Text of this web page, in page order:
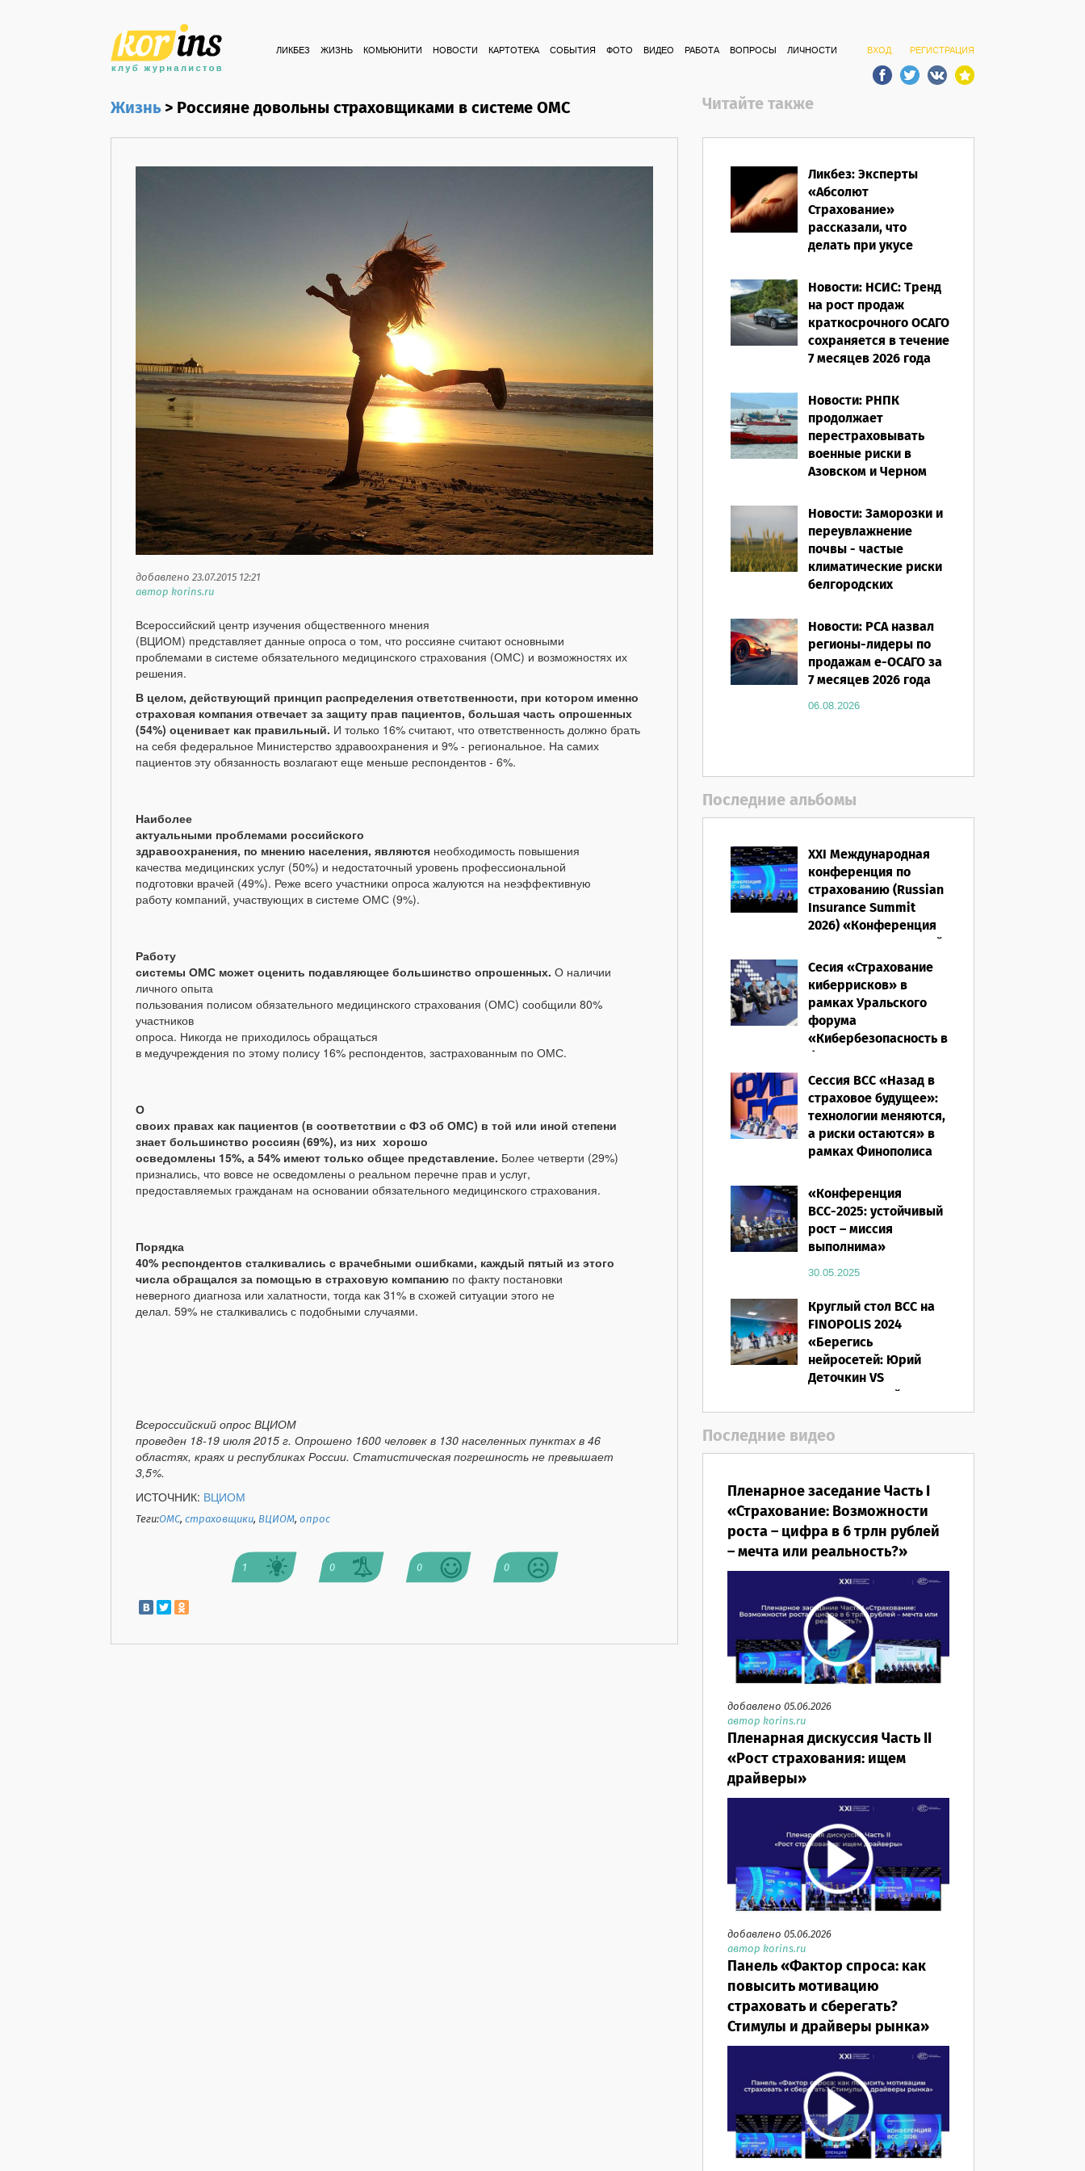
ВХОД РЕГИСТРАЦИЯ
ЛИКБЕЗ ЖИЗНЬ КОМЬЮНИТИ НОВОСТИ КАРТОТЕКА СОБЫТИЯ ФОТО ВИДЕО РАБОТА ВОПРОСЫ ЛИЧНОСТИ
Жизнь>Россияне довольны страховщиками в системе ОМС
добавлено 23.07.2015 12:21
автор korins.ru
Всероссийский центр изучения общественного мнения
(ВЦИОМ) представляет данные опроса о том, что россияне считают основными
проблемами в системе обязательного медицинского страхования (ОМС) и возможностях их
решения.
В целом, действующий принцип распределения ответственности, при котором именно
страховая компания отвечает за защиту прав пациентов, большая часть опрошенных
(54%) оценивает как правильный. И только 16% считают, что ответственность должно брать
на себя федеральное Министерство здравоохранения и 9% - региональное. На самих
пациентов эту обязанность возлагают еще меньше респондентов - 6%.
Наиболее
актуальными проблемами российского
здравоохранения, по мнению населения, являются необходимость повышения
качества медицинских услуг (50%) и недостаточный уровень профессиональной
подготовки врачей (49%). Реже всего участники опроса жалуются на неэффективную
работу компаний, участвующих в системе ОМС (9%).
Работу
системы ОМС может оценить подавляющее большинство опрошенных. О наличии
личного опыта
пользования полисом обязательного медицинского страхования (ОМС) сообщили 80%
участников
опроса. Никогда не приходилось обращаться
в медучреждения по этому полису 16% респондентов, застрахованным по ОМС.
О
своих правах как пациентов (в соответствии с ФЗ об ОМС) в той или иной степени
знает большинство россиян (69%), из них хорошо
осведомлены 15%, а 54% имеют только общее представление. Более четверти (29%)
признались, что вовсе не осведомлены о реальном перечне прав и услуг,
предоставляемых гражданам на основании обязательного медицинского страхования.
Порядка
40% респондентов сталкивались с врачебными ошибками, каждый пятый из этого
числа обращался за помощью в страховую компанию по факту постановки
неверного диагноза или халатности, тогда как 31% в схожей ситуации этого не
делал. 59% не сталкивались с подобными случаями.
Всероссийский опрос ВЦИОМ
проведен 18-19 июля 2015 г. Опрошено 1600 человек в 130 населенных пунктах в 46
областях, краях и республиках России. Статистическая погрешность не превышает
3,5%.
ИСТОЧНИК: ВЦИОМ
Теги:ОМС,страховщики, ВЦИОМ,опрос
1 0 0 0
Читайте также
Ликбез: Эксперты
«Абсолют
Страхование»
рассказали, что
делать при укусе
путешествии
07.08.2026
Новости: НСИС: Тренд
на рост продаж
краткосрочного ОСАГО
сохраняется в течение
7 месяцев 2026 года
Новости: РНПК
продолжает
перестраховывать
военные риски в
Азовском и Черном
06.08.2026
Новости: Заморозки и
переувлажнение
почвы - частые
климатические риски
белгородских
06.08.2026
Новости: РСА назвал
регионы-лидеры по
продажам е-ОСАГО за
7 месяцев 2026 года
06.08.2026
Последние альбомы
XXI Международная
конференция по
страхованию (Russian
Insurance Summit
2026) «Конференция
ВСС-2026: Культурный
код страхования/
Человеческий
фактор»
28.05.2026
Сесия «Страхование
киберрисков» в
рамках Уральского
форума
«Кибербезопасность в
финансах» 2026
16.03.2026
Сессия ВСС «Назад в
страховое будущее»:
технологии меняются,
а риски остаются» в
рамках Финополиса
16.03.2026
«Конференция
ВСС-2025: устойчивый
рост – миссия
выполнима»
30.05.2025
Круглый стол ВСС на
FINOPOLIS 2024
«Берегись
нейросетей: Юрий
Деточкин VS
искусственный
интеллект»
12.11.2024
Последние видео
Пленарное заседание Часть I
«Страхование: Возможности
роста – цифра в 6 трлн рублей
– мечта или реальность?»
добавлено 05.06.2026
автор korins.ru
Пленарная дискуссия Часть II
«Рост страхования: ищем
драйверы»
добавлено 05.06.2026
автор korins.ru
Панель «Фактор спроса: как
повысить мотивацию
страховать и сберегать?
Стимулы и драйверы рынка»